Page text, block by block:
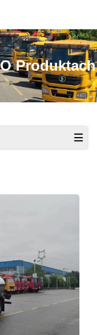
Produktach